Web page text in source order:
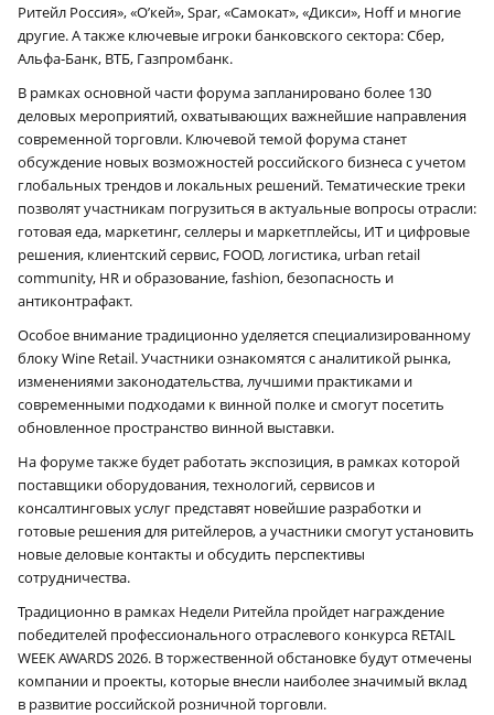
Ритейл Россия», «О’кей», Spar, «Самокат», «Дикси», Hoff и многие
другие. А также ключевые игроки банковского сектора: Сбер,
Альфа-Банк, ВТБ, Газпромбанк.
В рамках основной части форума запланировано более 130
деловых мероприятий, охватывающих важнейшие направления
современной торговли. Ключевой темой форума станет
обсуждение новых возможностей российского бизнеса с учетом
глобальных трендов и локальных решений. Тематические треки
позволят участникам погрузиться в актуальные вопросы отрасли:
готовая еда, маркетинг, селлеры и маркетплейсы, ИТ и цифровые
решения, клиентский сервис, FOOD, логистика, urban retail
community, HR и образование, fashion, безопасность и
антиконтрафакт.
Особое внимание традиционно уделяется специализированному
блоку Wine Retail. Участники ознакомятся с аналитикой рынка,
изменениями законодательства, лучшими практиками и
современными подходами к винной полке и смогут посетить
обновленное пространство винной выставки.
На форуме также будет работать экспозиция, в рамках которой
поставщики оборудования, технологий, сервисов и
консалтинговых услуг представят новейшие разработки и
готовые решения для ритейлеров, а участники смогут установить
новые деловые контакты и обсудить перспективы
сотрудничества.
Традиционно в рамках Недели Ритейла пройдет награждение
победителей профессионального отраслевого конкурса RETAIL
WEEK AWARDS 2026. В торжественной обстановке будут отмечены
компании и проекты, которые внесли наиболее значимый вклад
в развитие российской розничной торговли.